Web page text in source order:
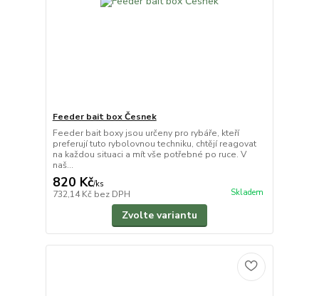
Feeder bait box Česnek
Feeder bait boxy jsou určeny pro rybáře, kteří
preferují tuto rybolovnou techniku, chtějí reagovat
na každou situaci a mít vše potřebné po ruce. V
naš...
820 Kč/ks
732,14 Kč bez DPH Skladem
Zvolte variantu